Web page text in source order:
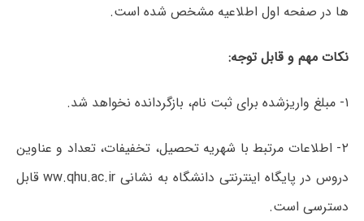
ها در صفحه اول اطﻼعیه مشخص شده است.
نکات مهم و قابل توجه:
۱- مبلغ واریزشده برای ثبت نام، بازگردانده نخواهد شد.
۲- اطﻼعات مرتبط با شهریه تحصیل، تخفیفات، تعداد و عناوین
دروس در پایگاه اینترنتی دانشگاه به نشانی ww.qhu.ac.ir قابل
دسترسی است.